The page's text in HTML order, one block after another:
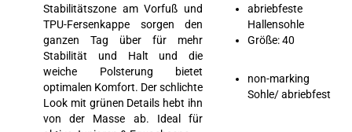
Stabilitätszone am Vorfuß und
TPU-Fersenkappe sorgen den
ganzen Tag über für mehr
Stabilität und Halt und die
weiche Polsterung bietet
optimalen Komfort. Der schlichte
Look mit grünen Details hebt ihn
von der Masse ab. Ideal für
abriebfeste
Hallensohle
Größe: 40
non-marking
Sohle/ abriebfest